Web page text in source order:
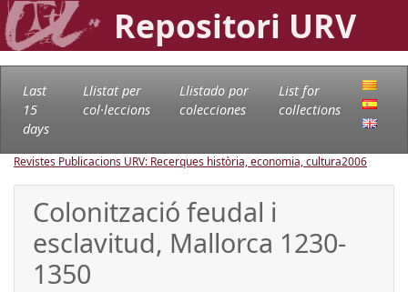
Repositori URV
Last
15
days
Llistat per
col·leccions
Llistado por
colecciones
List for
collections
Revistes Publicacions URV: Recerques història, economia, cultura2006
Colonització feudal i
esclavitud, Mallorca 1230-
1350